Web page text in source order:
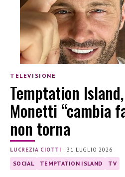
TELEVISIONE
Temptation
Monetti “cambia
non torna
LUCREZIA CIOTTI |31 LUGLIO 2026
SOCIAL TEMPTATION ISLAND TV